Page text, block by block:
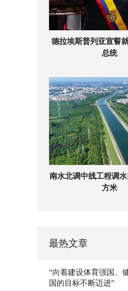
德拉埃斯普列亚宣誓
总统
南水北调中线工程调
方米
最热文章
“向着建设体育强国、
国的目标不断迈进”